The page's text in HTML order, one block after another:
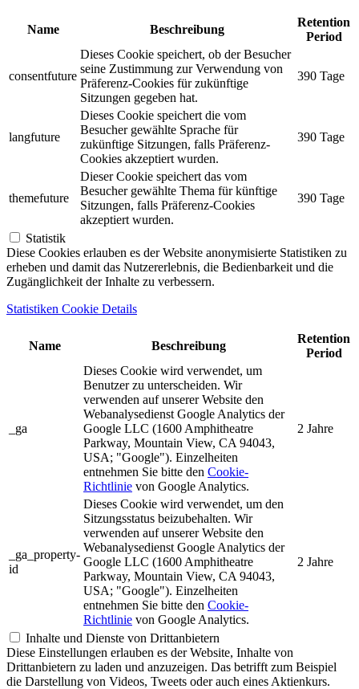
Name Beschreibung
Retention
Period
consentfuture
Dieses Cookie speichert, ob der Besucher
seine Zustimmung zur Verwendung von
Präferenz-Cookies für zukünftige
Sitzungen gegeben hat.
390 Tage
langfuture
Dieses Cookie speichert die vom
Besucher gewählte Sprache für
zukünftige Sitzungen, falls Präferenz-
Cookies akzeptiert wurden.
390 Tage
themefuture
Dieser Cookie speichert das vom
Besucher gewählte Thema für künftige
Sitzungen, falls Präferenz-Cookies
akzeptiert wurden.
390 Tage
Statistik
Diese Cookies erlauben es der Website anonymisierte Statistiken zu
erheben und damit das Nutzererlebnis, die Bedienbarkeit und die
Zugänglichkeit der Inhalte zu verbessern.
Statistiken Cookie Details
Name Beschreibung
Retention
Period
_ga
Dieses Cookie wird verwendet, um
Benutzer zu unterscheiden. Wir
verwenden auf unserer Website den
Webanalysedienst Google Analytics der
Google LLC (1600 Amphitheatre
Parkway, Mountain View, CA 94043,
USA; "Google"). Einzelheiten
entnehmen Sie bitte den Cookie-
Richtlinie von Google Analytics.
2 Jahre
_ga_property-
id
Dieses Cookie wird verwendet, um den
Sitzungsstatus beizubehalten. Wir
verwenden auf unserer Website den
Webanalysedienst Google Analytics der
Google LLC (1600 Amphitheatre
Parkway, Mountain View, CA 94043,
USA; "Google"). Einzelheiten
entnehmen Sie bitte den Cookie-
Richtlinie von Google Analytics.
2 Jahre
Inhalte und Dienste von Drittanbietern
Diese Einstellungen erlauben es der Website, Inhalte von
Drittanbietern zu laden und anzuzeigen. Das betrifft zum Beispiel
die Darstellung von Videos, Tweets oder auch eines Aktienkurs.